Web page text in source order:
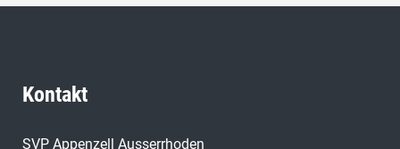
Kontakt
SVP Appenzell Ausserrhoden